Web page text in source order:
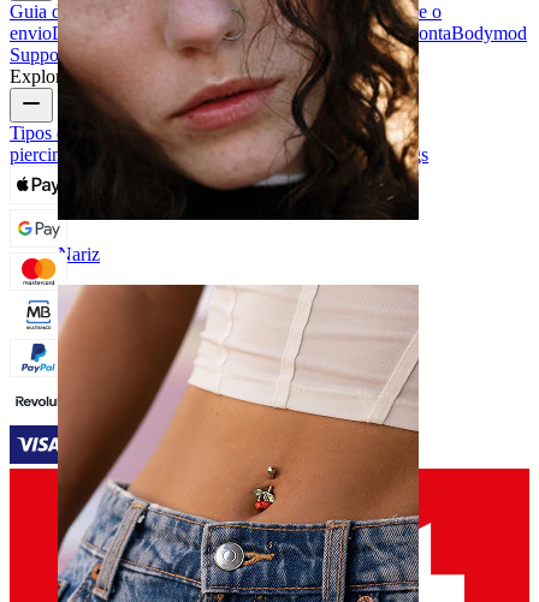
Nariz
Guia de tamanhos Seguir encomendaInformações sobre o
envioDevolução e cancelamentoPagamento A minha contaBodymod
Support
Explore
Tipos de joias para piercingsMateriais das joias para
piercings
Problemas Comuns e Cuidados com Piercings